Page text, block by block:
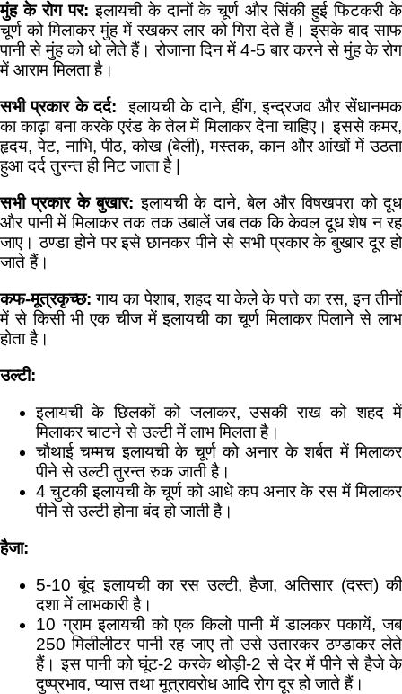
मुंह के रोग पर:इलायची के दानों के चूर्ण और सिंकी हुई फिटकरी के
चूर्ण को मिलाकर मुंह में रखकर लार को गिरा देते हैं। इसके बाद साफ
पानी से मुंह को धो लेते हैं। रोजाना दिन में 4-5 बार करने से मुंह के रोग
में आराम मिलता है।
सभी प्रकार के दर्द:इलायची के दाने, हींग, इन्द्रजव और सेंधानमक
का काढ़ा बना करके एरंड के तेल में मिलाकर देना चाहिए। इससे कमर,
हृदय, पेट, नाभि, पीठ, कोख (बेली), मस्तक, कान और आंखों में उठता
हुआ दर्द तुरन्त ही मिट जाता है |
सभी प्रकार के बुखार:इलायची के दाने, बेल और विषखपरा को दूध
और पानी में मिलाकर तक तक उबालें जब तक कि केवल दूध शेष न रह
जाए। ठण्डा होने पर इसे छानकर पीने से सभी प्रकार के बुखार दूर हो
जाते हैं।
कफ-मूत्रकृच्छ:गाय का पेशाब, शहद या केले के पत्ते का रस, इन तीनों
में से किसी भी एक चीज में इलायची का चूर्ण मिलाकर पिलाने से लाभ
होता है।
उल्टी:
इलायची के छिलकों को जलाकर, उसकी राख को शहद में
मिलाकर चाटने से उल्टी में लाभ मिलता है।
चौथाई चम्मच इलायची के चूर्ण को अनार के शर्बत में मिलाकर
पीने से उल्टी तुरन्त रुक जाती है।
4 चुटकी इलायची के चूर्ण को आधे कप अनार के रस में मिलाकर
पीने से उल्टी होना बंद हो जाती है।
हैजा:
5-10 बूंद इलायची का रस उल्टी, हैजा, अतिसार (दस्त) की
दशा में लाभकारी है।
10 ग्राम इलायची को एक किलो पानी में डालकर पकायें, जब
250 मिलीलीटर पानी रह जाए तो उसे उतारकर ठण्डाकर लेते
हैं। इस पानी को घूंट-2 करके थोड़ी-2 से देर में पीने से हैजे के
दुष्प्रभाव, प्यास तथा मूत्रावरोध आदि रोग दूर हो जाते हैं।